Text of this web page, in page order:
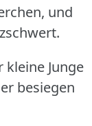
und
Junge
besiegen